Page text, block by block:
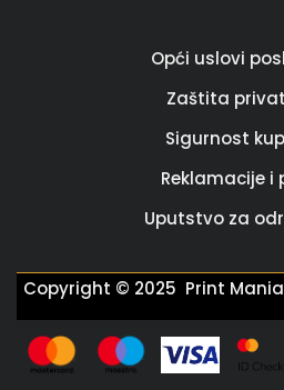
Opći uslovi
Zaštita
Sigurnost
Reklamacije i
Uputstvo za
Copyright © 2025 Print Mania